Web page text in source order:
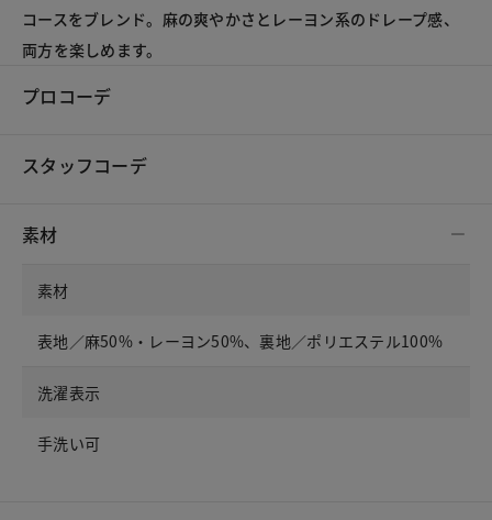
コースをブレンド。麻の爽やかさとレーヨン系のドレープ感、
両方を楽しめます。
プロコーデ
スタッフコーデ
素材
素材
表地／麻50%・レーヨン50%、裏地／ポリエステル100%
洗濯表示
手洗い可